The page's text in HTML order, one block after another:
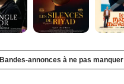
Bandes-annonces à ne pas manquer